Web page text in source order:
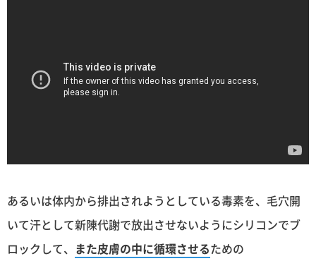
あるいは体内から排出されようとしている毒素を、毛穴開
いて汗として新陳代謝で放出させないようにシリコンでブ
ロックして、 また皮膚の中に循環させるための